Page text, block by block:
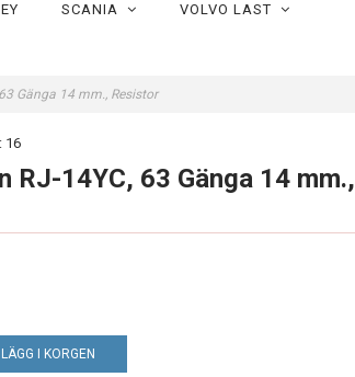
SCANIA VOLVO LAST
Gänga 14 mm., Resistor
16
RJ-14YC, 63 Gänga 14 mm.,
LÄGG I KORGEN